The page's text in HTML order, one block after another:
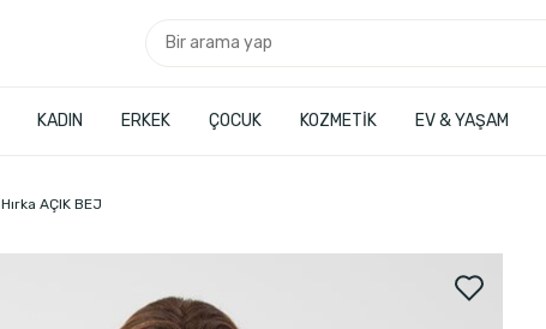
KADIN ERKEK ÇOCUK KOZMETİK EV & YAŞAM
Hırka AÇIK BEJ